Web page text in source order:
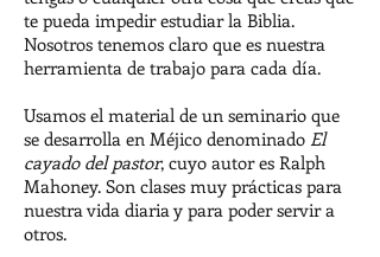
te pueda impedir estudiar la Biblia.
Nosotros tenemos claro que es nuestra
herramienta de trabajo para cada día.
Usamos el material de un seminario que
se desarrolla en Méjico denominado El
cayado del pastor, cuyo autor es Ralph
Mahoney. Son clases muy prácticas para
nuestra vida diaria y para poder servir a
otros.